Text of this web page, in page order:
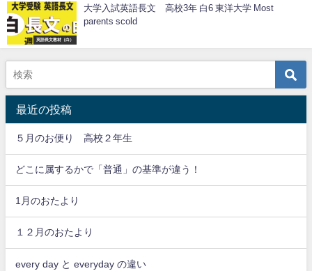
英語長文教材（白）
大学入試英語長文 高校3年 白6 東洋大学 Most
parents scold
最近の投稿
５月のお便り 高校２年生
どこに属するかで「普通」の基準が違う！
1月のおたより
１２月のおたより
every day と everyday の違い